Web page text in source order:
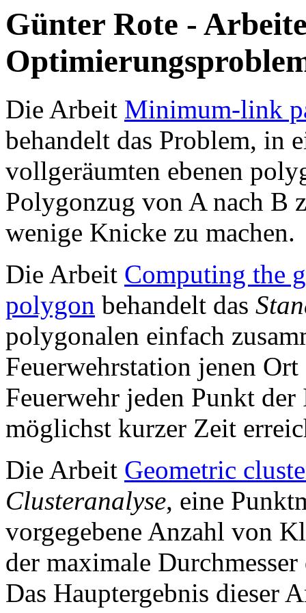
Günter Rote -
Die Arbeit Minimum-link
behandelt das Problem, in
vollgeräumten ebenen
Polygonzug von A nach B
wenige Knicke zu machen.
Die Arbeit Computing the
polygon behandelt das
polygonalen einfach
Feuerwehrstation jenen
Feuerwehr jeden Punkt
möglichst kurzer Zeit
Die Arbeit Geometric
Clusteranalyse, eine
vorgegebene Anzahl von
der maximale
Das Hauptergebnis dieser